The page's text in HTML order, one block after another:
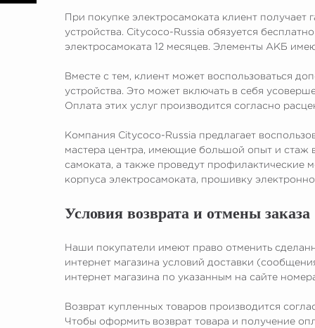
При покупке электросамоката клиент
устройства. Citycoco-Russia обязуется
электросамоката 12 месяцев. Элементы АКБ
Вместе с тем, клиент может воспользоваться
устройства. Это может включать в себя
Оплата этих услуг производится согласно
Компания Citycoco-Russia предлагает
мастера центра, имеющие большой опыт и стаж
самоката, а также проведут профилактические
корпуса электросамоката, прошивку
Условия возврата и отмены заказа
Наши покупатели имеют право отменить
интернет магазина условий доставки
интернет магазина по указанным на сайте
Возврат купленных товаров производится
Чтобы оформить возврат товара и получение